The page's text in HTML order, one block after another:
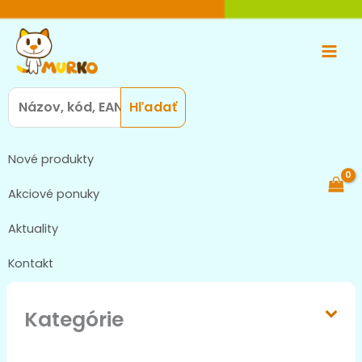
obsah
Main
Search
for:
Nové produkty
Akciové ponuky
Aktuality
Kontakt
Kategórie